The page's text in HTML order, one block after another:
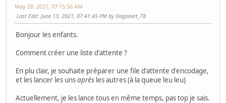
May 28, 2021, 07:15:56 AM
Last Edit: June 13, 2021, 07:41:45 PM by Dagobert_78
Bonjour les enfants.
Comment créer une liste d'attente ?
En plu clair, je souhaite préparer une file d'attente d'encodage,
et les lancer les unsaprès les autres (à la queue leu leu)
Actuellement, je les lance tous en même temps, pas top je sais.